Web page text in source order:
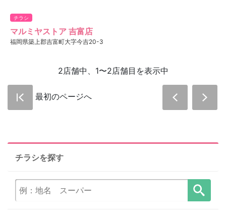
チラシ
マルミヤストア 吉富店
福岡県築上郡吉富町大字今吉20-3
2店舗中、1〜2店舗目を表示中
最初のページへ
チラシを探す